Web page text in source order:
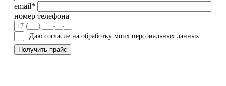
email*
номер телефона
Даю согласие на обработку моих персональных данных